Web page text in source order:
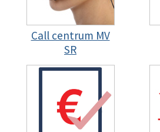
Call centrum MV
SR